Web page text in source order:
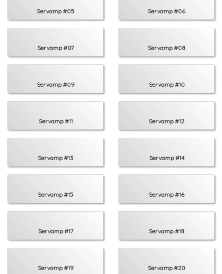
Servamp #05 Servamp #06
Servamp #07 Servamp #08
Servamp #09 Servamp #10
Servamp #11 Servamp #12
Servamp #13 Servamp #14
Servamp #15 Servamp #16
Servamp #17 Servamp #18
Servamp #19 Servamp #20